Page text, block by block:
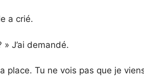
a crié.
J’ai demandé.
place. Tu ne vois pas que je